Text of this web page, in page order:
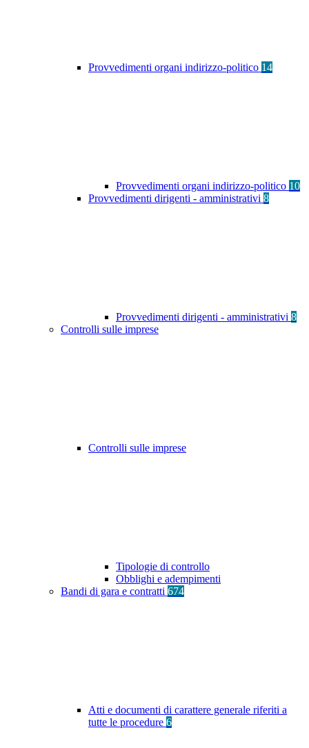
Provvedimenti organi indirizzo-politico 14
Provvedimenti organi indirizzo-politico 10
Provvedimenti dirigenti - amministrativi 8
Provvedimenti dirigenti - amministrativi 8
Controlli sulle imprese
Controlli sulle imprese
Tipologie di controllo
Obblighi e adempimenti
Bandi di gara e contratti 674
Atti e documenti di carattere generale riferiti a
tutte le procedure 6